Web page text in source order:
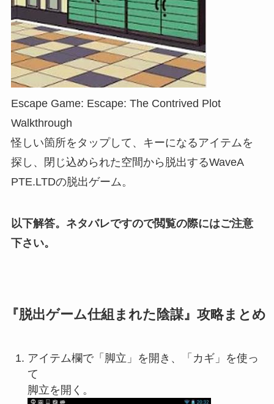
Escape Game: Escape: The Contrived Plot
Walkthrough
怪しい箇所をタップして、キーになるアイテムを
探し、閉じ込められた空間から脱出するWaveA
PTE.LTDの脱出ゲーム。
以下解答。ネタバレですので閲覧の際にはご注意
下さい。
『脱出ゲーム仕組まれた陰謀』攻略まとめ
アイテム欄で「脚立」を開き、「カギ」を使っ
て
脚立を開く。